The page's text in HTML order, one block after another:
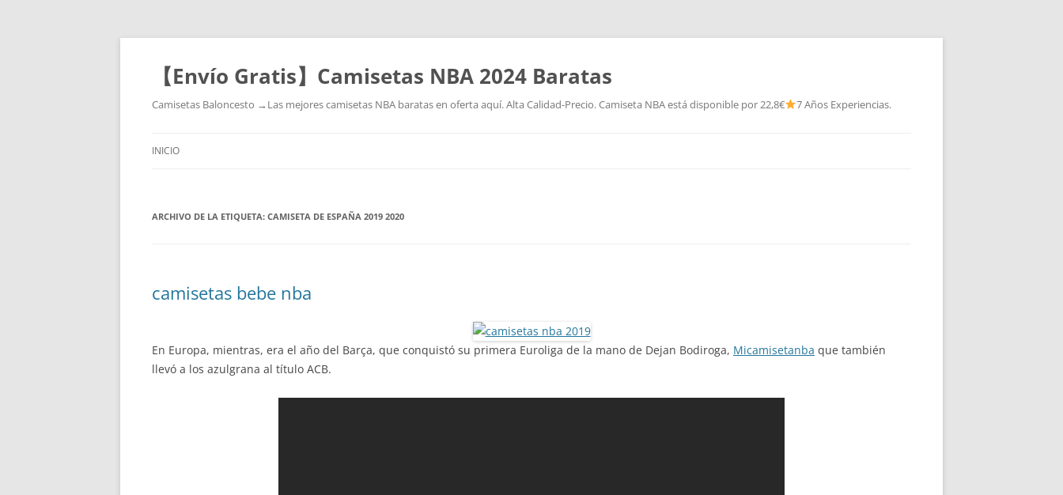
【Envío Gratis】Camisetas NBA 2024 Baratas
Camisetas Baloncesto →Las mejores camisetas NBA baratas en oferta aquí. Alta Calidad-Precio. Camiseta NBA está disponible por 22,8€ 7 Años Experiencias.
INICIO
ARCHIVO DE LA ETIQUETA: CAMISETA DE ESPAÑA 2019 2020
camisetas bebe nba
En Europa, mientras, era el año del Barça, que conquistó su primera Euroliga de la mano de Dejan Bodiroga, Micamisetanba que también
llevó a los azulgrana al título ACB.